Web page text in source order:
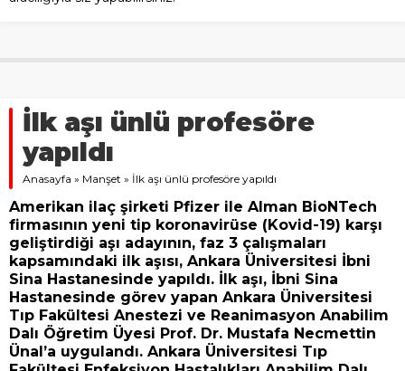
Amerikan ilaç şirketi Pfizer ile Alman BioNTech
firmasının yeni tip koronavirüse (Kovid-19) karşı
geliştirdiği aşı adayının, faz 3 çalışmaları
kapsamındaki ilk aşısı, Ankara Üniversitesi İbni
Sina Hastanesinde yapıldı. İlk aşı, İbni Sina
Hastanesinde görev yapan Ankara Üniversitesi
Tıp Fakültesi Anestezi ve Reanimasyon Anabilim
Dalı Öğretim Üyesi Prof. Dr. Mustafa Necmettin
Ünal’a uygulandı. Ankara Üniversitesi Tıp
Fakültesi Enfeksiyon Hastalıkları Anabilim Dalı
Başkanı Prof. Dr. İsmail Balık, “Beklediğimizin çok
üzerinde gönüllü talep oldu. Kotamız 60 kişilikti,
500’ün üzerinde başvuru oldu. İlk başvuranları
sıralamaya aldık” dedi.